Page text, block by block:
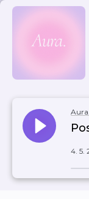
Aura.
4. 5.